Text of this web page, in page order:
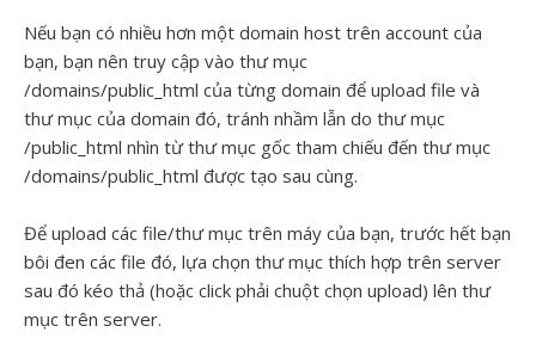
Nếu bạn có nhiều hơn một domain host trên account của
bạn, bạn nên truy cập vào thư mục
/domains/public_html của từng domain để upload file và
thư mục của domain đó, tránh nhầm lẫn do thư mục
/public_html nhìn từ thư mục gốc tham chiếu đến thư mục
/domains/public_html được tạo sau cùng.
Để upload các file/thư mục trên máy của bạn, trước hết bạn
bôi đen các file đó, lựa chọn thư mục thích hợp trên server
sau đó kéo thả (hoặc click phải chuột chọn upload) lên thư
mục trên server.